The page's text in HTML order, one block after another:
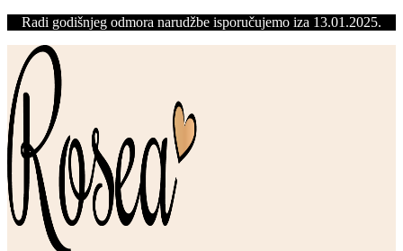
Radi godišnjeg odmora narudžbe isporučujemo iza 13.01.2025.